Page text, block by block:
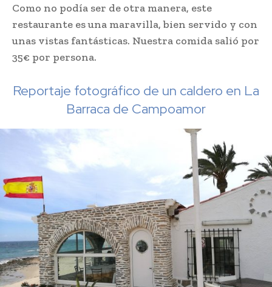
Como no podía ser de otra manera, este
restaurante es una maravilla, bien servido y con
unas vistas fantásticas. Nuestra comida salió por
35€ por persona.
Reportaje fotográfico de un caldero en La
Barraca de Campoamor